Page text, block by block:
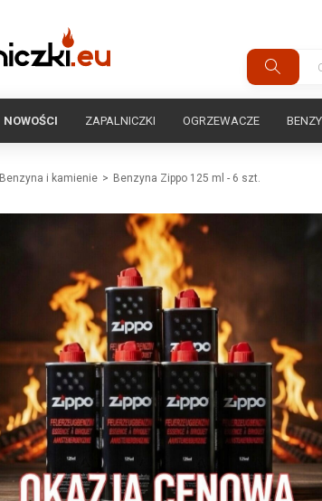
NOWOŚCI ZAPALNICZKI OGRZEWACZE
Benzyna i kamienie Benzyna Zippo 125 ml - 6 szt.